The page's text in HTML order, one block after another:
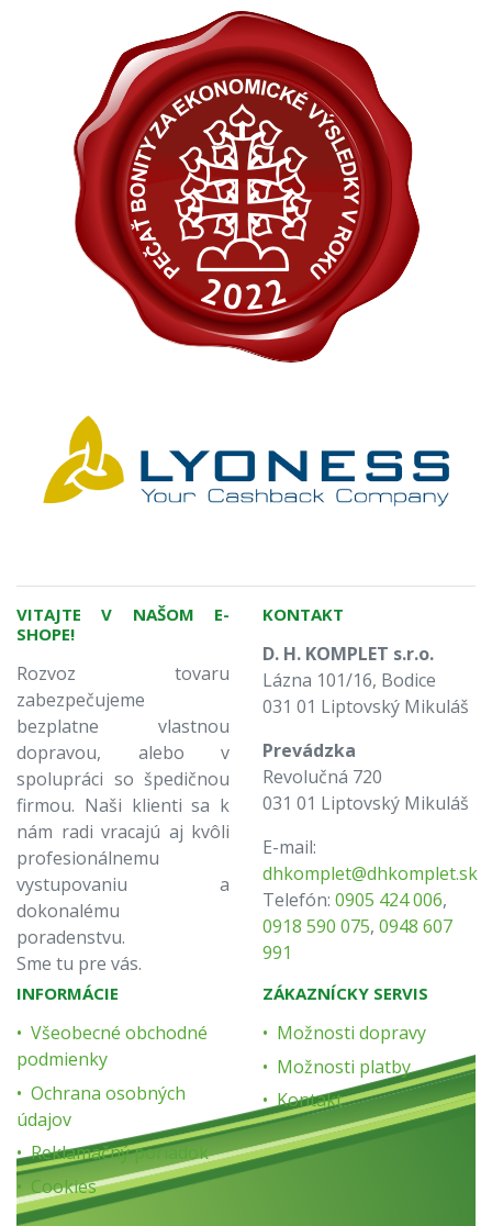
VITAJTE V NAŠOM E-
SHOPE!
Rozvoz tovaru
zabezpečujeme
bezplatne vlastnou
dopravou, alebo v
spolupráci so špedičnou
firmou. Naši klienti sa k
nám radi vracajú aj kvôli
profesionálnemu
vystupovaniu a
dokonalému
poradenstvu.
Sme tu pre vás.
KONTAKT
D. H. KOMPLET s.r.o.
Lázna 101/16, Bodice
031 01 Liptovský Mikuláš
Prevádzka
Revolučná 720
031 01 Liptovský Mikuláš
E-mail:
dhkomplet@dhkomplet.sk
Telefón: 0905 424 006,
0918 590 075, 0948 607
991
INFORMÁCIE
Všeobecné obchodné
podmienky
Ochrana osobných
údajov
Reklamačný poriadok
Cookies
ZÁKAZNÍCKY SERVIS
Možnosti dopravy
Možnosti platby
Kontakt